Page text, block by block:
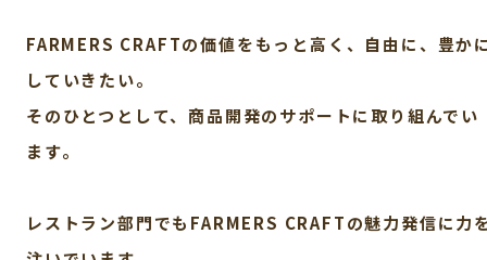
FARMERS CRAFTの価値をもっと高く、自由に、豊か
していきたい。
そのひとつとして、商品開発のサポートに取り組んでい
ます。
レストラン部門でもFARMERS CRAFTの魅力発信に力